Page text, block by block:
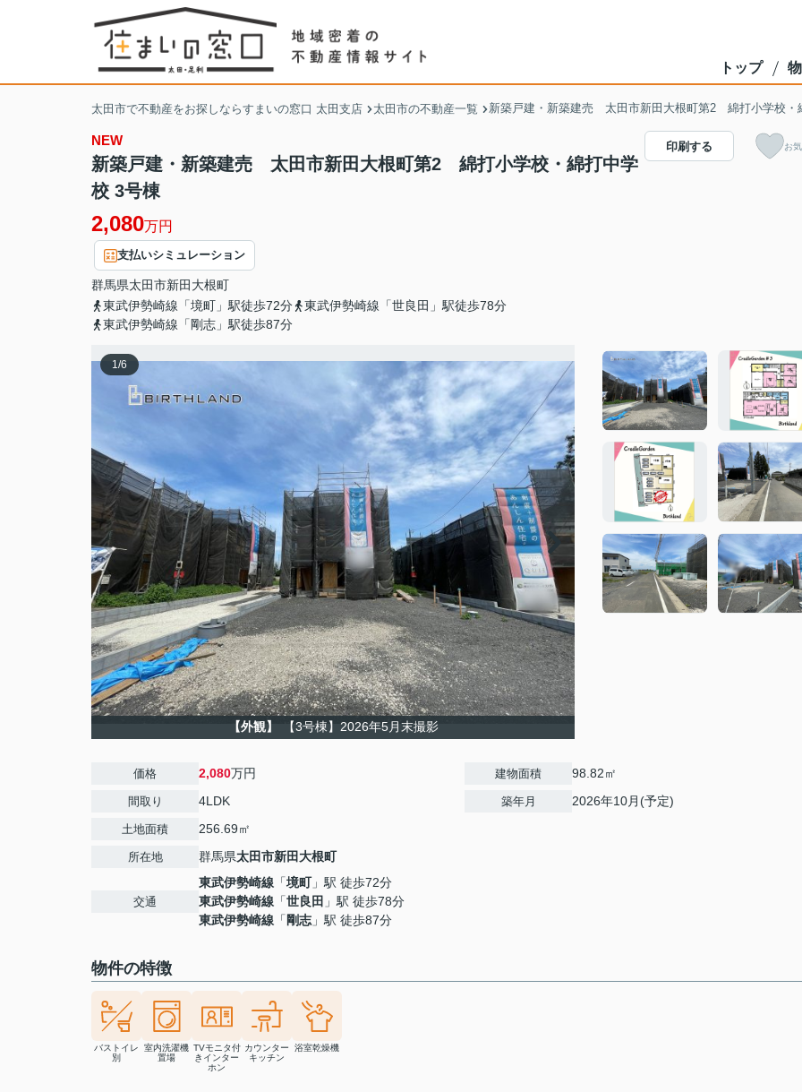
トップ
太田市で不動産をお探しならすまいの窓口 太田支店 太田市の不動産一覧 新築戸建・新築建売 太田市新田大根町第2 綿打小学校・
NEW
新築戸建・新築建売 太田市新田大根町第2 綿打小学校・綿打中学
校 3号棟
2,080万円
支払いシミュレーション
群馬県太田市新田大根町
東武伊勢崎線「境町」駅徒歩72分
東武伊勢崎線「世良田」駅徒歩78分
東武伊勢崎線「剛志」駅徒歩87分
印刷する お
1/6
【外観】 【3号棟】2026年5月末撮影
価格 2,080万円
間取り 4LDK
土地面積 256.69㎡
所在地 群馬県太田市新田大根町
交通
東武伊勢崎線 「境町」駅 徒歩72分
東武伊勢崎線 「世良田 」駅 徒歩78分
東武伊勢崎線 「 剛志 」駅 徒歩87分
建物面積 98.82㎡
築年月 2026年10月(予定)
物件の特徴
バストイレ
別
室内洗濯機
置場
TVモニタ付
きインター
ホン
カウンター
キッチン
浴室乾燥機